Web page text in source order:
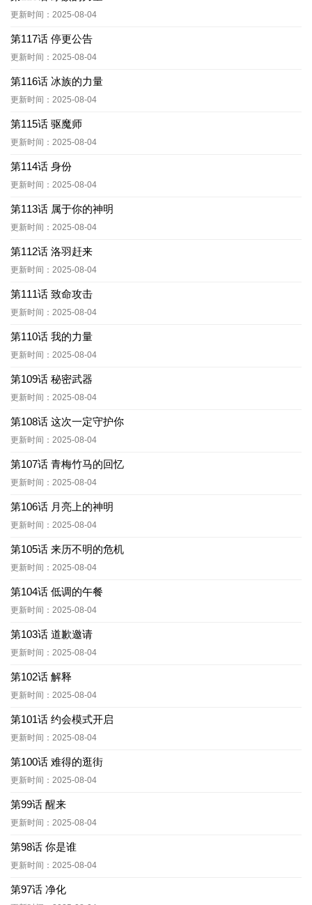
更新时间：2025-08-04
第117话 停更公告
更新时间：2025-08-04
第116话 冰族的力量
更新时间：2025-08-04
第115话 驱魔师
更新时间：2025-08-04
第114话 身份
更新时间：2025-08-04
第113话 属于你的神明
更新时间：2025-08-04
第112话 洛羽赶来
更新时间：2025-08-04
第111话 致命攻击
更新时间：2025-08-04
第110话 我的力量
更新时间：2025-08-04
第109话 秘密武器
更新时间：2025-08-04
第108话 这次一定守护你
更新时间：2025-08-04
第107话 青梅竹马的回忆
更新时间：2025-08-04
第106话 月亮上的神明
更新时间：2025-08-04
第105话 来历不明的危机
更新时间：2025-08-04
第104话 低调的午餐
更新时间：2025-08-04
第103话 道歉邀请
更新时间：2025-08-04
第102话 解释
更新时间：2025-08-04
第101话 约会模式开启
更新时间：2025-08-04
第100话 难得的逛街
更新时间：2025-08-04
第99话 醒来
更新时间：2025-08-04
第98话 你是谁
更新时间：2025-08-04
第97话 净化